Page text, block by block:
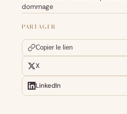
dommage
PARTAGER
Copier le lien
X
LinkedIn